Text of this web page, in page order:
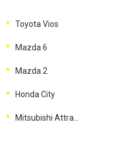
Toyota Vios
Mazda 6
Mazda 2
Honda City